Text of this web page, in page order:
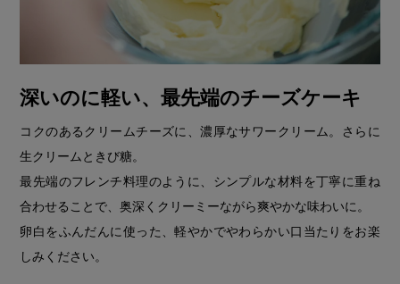
深いのに軽い、最先端のチーズケーキ
コクのあるクリームチーズに、濃厚なサワークリーム。さらに
生クリームときび糖。
最先端のフレンチ料理のように、シンプルな材料を丁寧に重ね
合わせることで、奥深くクリーミーながら爽やかな味わいに。
卵白をふんだんに使った、軽やかでやわらかい口当たりをお楽
しみください。